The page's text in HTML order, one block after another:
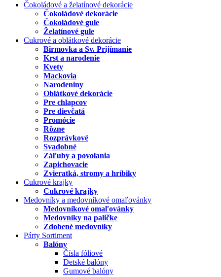
Čokoládové a želatínové dekorácie
Čokoládové dekorácie
Čokoládové gule
Želatínové gule
Cukrové a oblátkové dekorácie
Birmovka a Sv. Prijímanie
Krst a narodenie
Kvety
Mackovia
Narodeniny
Oblátkové dekorácie
Pre chlapcov
Pre dievčatá
Promócie
Rôzne
Rozprávkové
Svadobné
Záľuby a povolania
Zapichovacie
Zvieratká, stromy a hríbiky
Cukrové krajky
Cukrové krajky
Medovníky a medovníkové omaľovánky
Medovníkové omaľovánky
Medovníky na paličke
Zdobené medovníky
Párty Sortiment
Balóny
Čísla fóliové
Detské balóny
Gumové balóny